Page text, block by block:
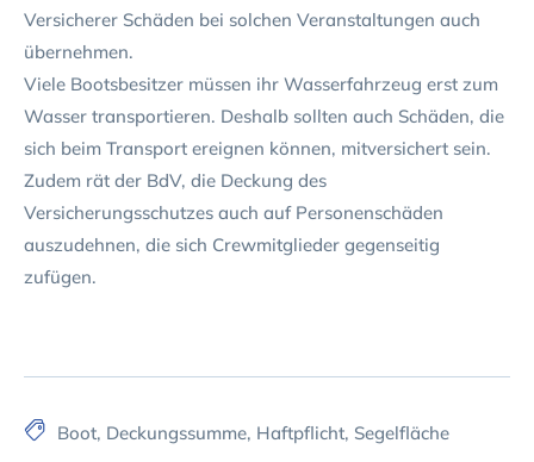
Versicherer Schäden bei solchen Veranstaltungen auch
übernehmen.
Viele Bootsbesitzer müssen ihr Wasserfahrzeug erst zum
Wasser transportieren. Deshalb sollten auch Schäden, die
sich beim Transport ereignen können, mitversichert sein.
Zudem rät der BdV, die Deckung des
Versicherungsschutzes auch auf Personenschäden
auszudehnen, die sich Crewmitglieder gegenseitig
zufügen.
Boot, Deckungssumme, Haftpflicht, Segelfläche